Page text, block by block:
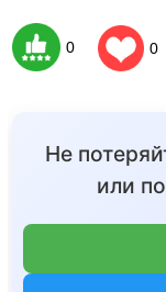
0 0
Не
или